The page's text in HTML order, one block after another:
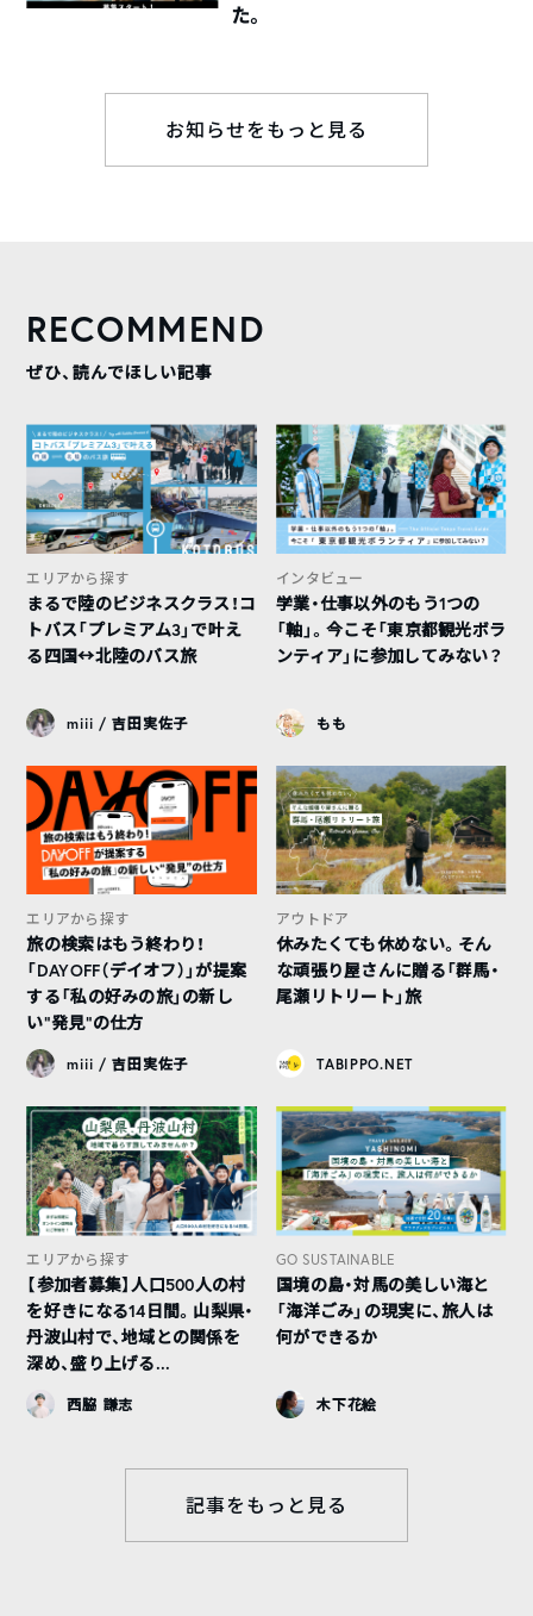
た。
お知らせをもっと見る
RECOMMEND
ぜひ、読んでほしい記事
エリアから探す
まるで陸のビジネスクラス！コ
トバス「プレミアム3」で叶え
る四国↔︎北陸のバス旅
miii / 吉田実佐子
インタビュー
学業・仕事以外のもう1つの
「軸」。今こそ「東京都観光ボラ
ンティア」に参加してみない？
もも
エリアから探す
旅の検索はもう終わり！
「DAYOFF（デイオフ）」が提案
する「私の好みの旅」の新し
い“発見”の仕方
miii / 吉田実佐子
アウトドア
休みたくても休めない。そん
な頑張り屋さんに贈る「群馬・
尾瀬リトリート」旅
TABIPPO.NET
エリアから探す
【参加者募集】人口500人の村
を好きになる14日間。山梨県・
丹波山村で、地域との関係を
深め、盛り上げる...
西脇 謙志
GO SUSTAINABLE
国境の島・対馬の美しい海と
「海洋ごみ」の現実に、旅人は
何ができるか
木下花絵
記事をもっと見る